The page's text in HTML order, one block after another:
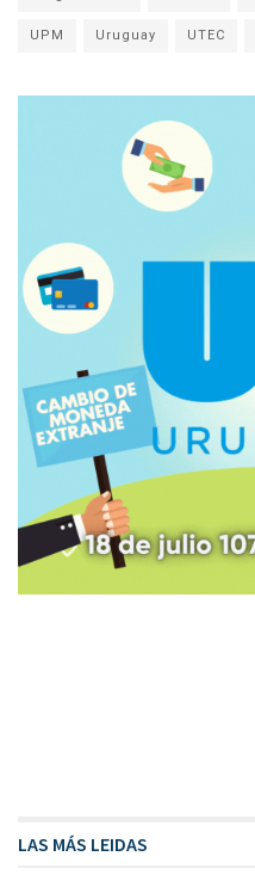
UPM Uruguay UTEC
LAS MÁS LEIDAS